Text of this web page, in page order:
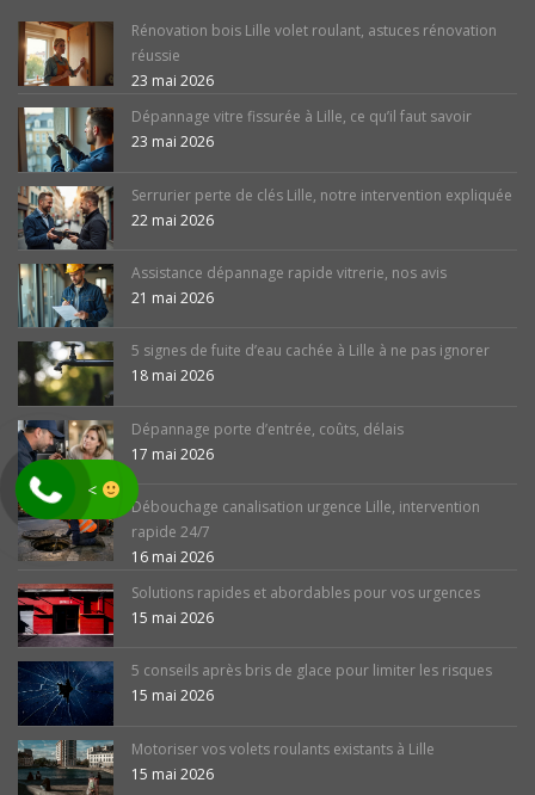
Rénovation bois Lille volet roulant, astuces rénovation
réussie
23 mai 2026
Dépannage vitre fissurée à Lille, ce qu’il faut savoir
23 mai 2026
Serrurier perte de clés Lille, notre intervention expliquée
22 mai 2026
Assistance dépannage rapide vitrerie, nos avis
21 mai 2026
5 signes de fuite d’eau cachée à Lille à ne pas ignorer
18 mai 2026
Dépannage porte d’entrée, coûts, délais
17 mai 2026
Débouchage canalisation urgence Lille, intervention
rapide 24/7
16 mai 2026
Solutions rapides et abordables pour vos urgences
15 mai 2026
5 conseils après bris de glace pour limiter les risques
15 mai 2026
Motoriser vos volets roulants existants à Lille
15 mai 2026
<